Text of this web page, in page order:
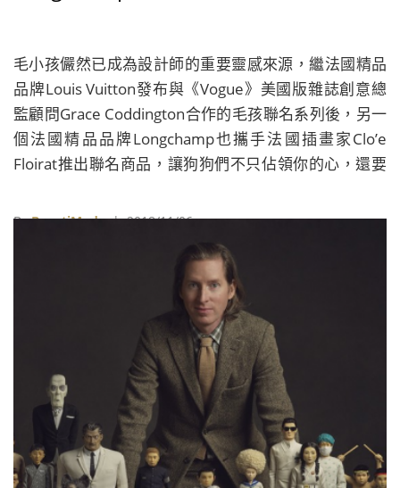
毛小孩儼然已成為設計師的重要靈感來源，繼法國精品
品牌Louis Vuitton發布與《Vogue》美國版雜誌創意總
監顧問Grace Coddington合作的毛孩聯名系列後，另一
個法國精品品牌Longchamp也攜手法國插畫家Clo’e
Floirat推出聯名商品，讓狗狗們不只佔領你的心，還要
ByBeautiMode| 2018/11/06